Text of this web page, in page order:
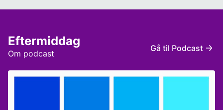
Om podcast
Eftermiddag Gå til Podcast